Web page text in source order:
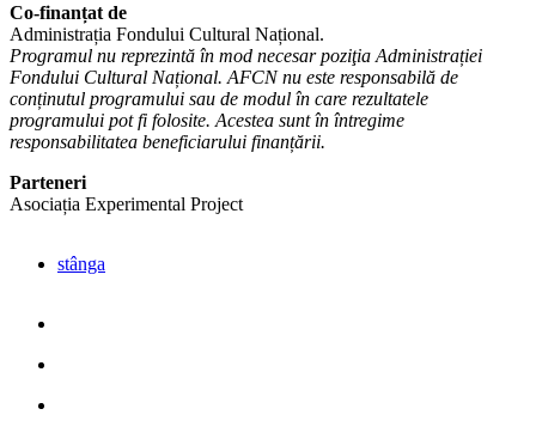
Co-finanțat de
Administrația Fondului Cultural Național.
Programul nu reprezintă în mod necesar poziţia Administrației
Fondului Cultural Național. AFCN nu este responsabilă de
conținutul programului sau de modul în care rezultatele
programului pot fi folosite. Acestea sunt în întregime
responsabilitatea beneficiarului finanțării.
Parteneri
Asociația Experimental Project
stânga